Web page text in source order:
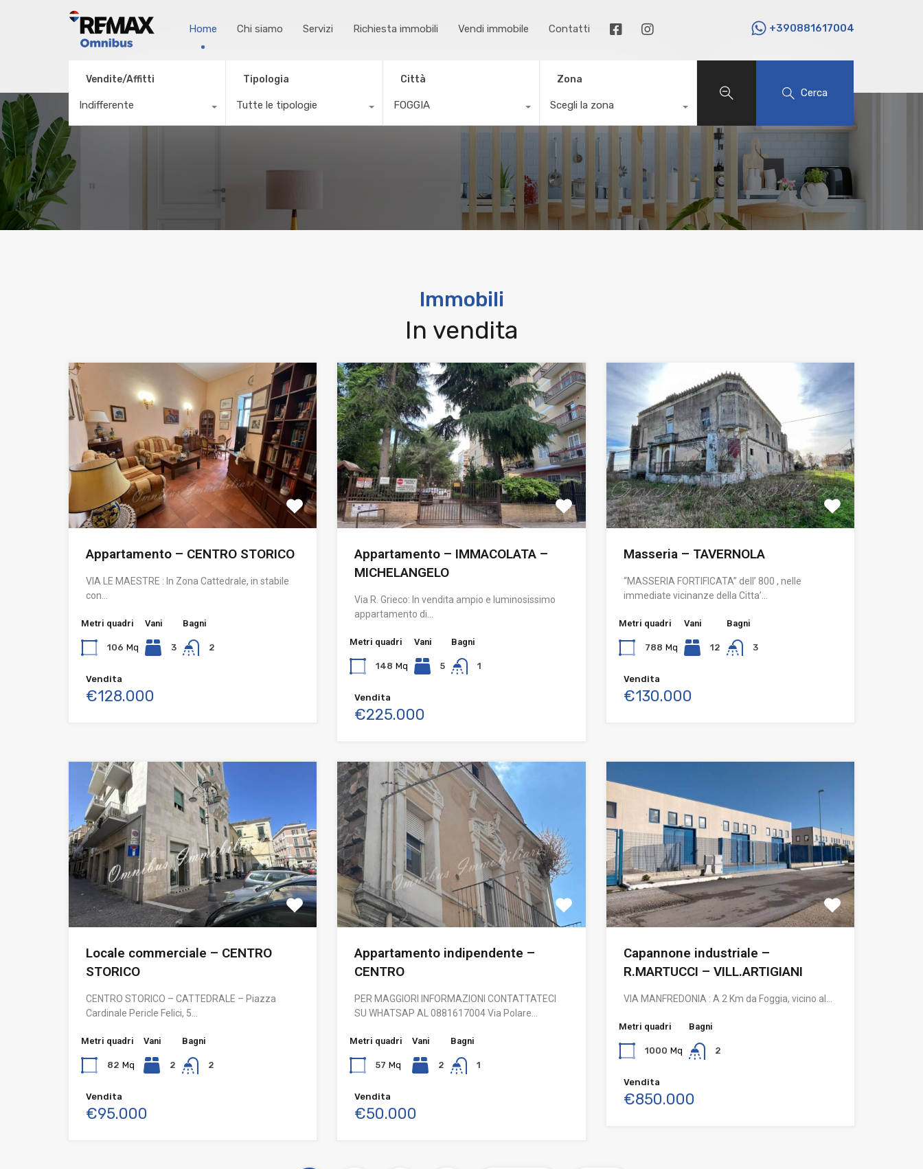
Home Chi siamo Servizi Richiesta immobili Vendi immobile Contatti +390881617004
Vendite/Affitti
Indifferente
Tipologia
Tutte le tipologie
Città
FOGGIA
Zona
Scegli la zona
Cerca
Immobili
In vendita
Appartamento – CENTRO STORICO
VIA LE MAESTRE : In Zona Cattedrale, in stabile
con…
Metri quadri
106 Mq
Vani
3
Bagni
2
Vendita
€128.000
Appartamento – IMMACOLATA –
MICHELANGELO
Via R. Grieco: In vendita ampio e luminosissimo
appartamento di…
Metri quadri
148 Mq
Vani
5
Bagni
1
Vendita
€225.000
Masseria – TAVERNOLA
“MASSERIA FORTIFICATA” dell’ 800 , nelle
immediate vicinanze della Citta’…
Metri quadri
788 Mq
Vani
12
Bagni
3
Vendita
€130.000
Locale commerciale – CENTRO
STORICO
CENTRO STORICO – CATTEDRALE – Piazza
Cardinale Pericle Felici, 5…
Metri quadri
82 Mq
Vani
2
Bagni
2
Vendita
€95.000
Appartamento indipendente –
CENTRO
PER MAGGIORI INFORMAZIONI CONTATTATECI
SU WHATSAP AL 0881617004 Via Polare…
Metri quadri
57 Mq
Vani
2
Bagni
1
Vendita
€50.000
Capannone industriale –
R.MARTUCCI – VILL.ARTIGIANI
VIA MANFREDONIA : A 2 Km da Foggia, vicino al…
Metri quadri
1000 Mq
Bagni
2
Vendita
€850.000